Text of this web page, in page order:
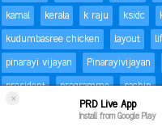
×
PRD Live App
Install from Google Play
kamal
kerala k raju ksidc
kudumbasree chicken
layout
pinarayi vijayan
Pinarayivijayan
president
programme sachin
status Success